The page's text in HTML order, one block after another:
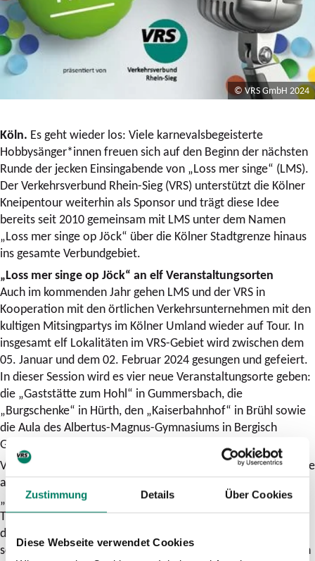
Zustimmung Details Über Cookies
Diese Webseite verwendet Cookies
© VRS GmbH 2024
Köln. Es geht wieder los: Viele karnevalsbegeisterte
Hobbysänger*innen freuen sich auf den Beginn der nächsten
Runde der jecken Einsingabende von „Loss mer singe“ (LMS).
Der Verkehrsverbund Rhein-Sieg (VRS) unterstützt die Kölner
Kneipentour weiterhin als Sponsor und trägt diese Idee
bereits seit 2010 gemeinsam mit LMS unter dem Namen
„Loss mer singe op Jöck“ über die Kölner Stadtgrenze hinaus
ins gesamte Verbundgebiet.
„Loss mer singe op Jöck“ an elf Veranstaltungsorten
Auch im kommenden Jahr gehen LMS und der VRS in
Kooperation mit den örtlichen Verkehrsunternehmen mit den
kultigen Mitsingpartys im Kölner Umland wieder auf Tour. In
insgesamt elf Lokalitäten im VRS-Gebiet wird zwischen dem
05. Januar und dem 02. Februar 2024 gesungen und gefeiert.
In dieser Session wird es vier neue Veranstaltungsorte geben:
die „Gaststätte zum Hohl“ in Gummersbach, die
„Burgschenke“ in Hürth, den „Kaiserbahnhof“ in Brühl sowie
die Aula des Albertus-Magnus-Gymnasiums in Bergisch
Gladbach.
VRS-Geschäftsführer Dr. Norbert Reinkober freut sich über die
anhaltende Beliebtheit von „Loss mer singe op Jöck“:
„Mittlerweile sind die Einsingabende schon zu einer richtigen
Tradition für viele unserer Fahrgäste geworden. Das zeigt,
dass unser Engagement bei den Jecken gut ankommt. Es ist
schön zu sehen, dass sie mit den öffentlichen Verkehrsmitteln